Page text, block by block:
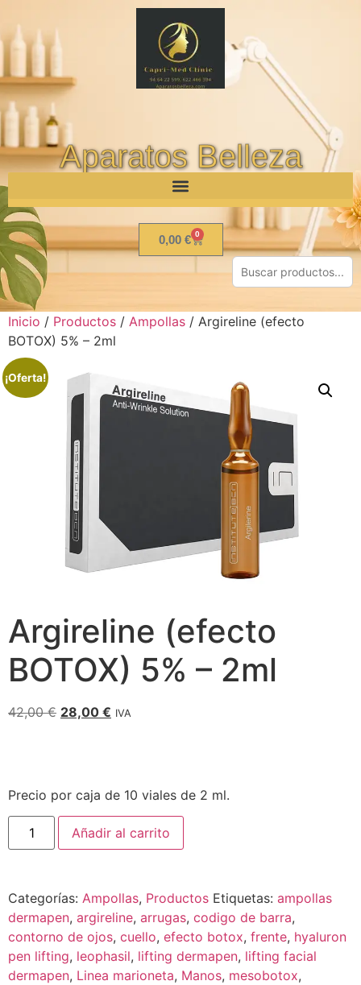
Aparatos Belleza
0,00 € 0
Inicio / Productos / Ampollas / Argireline (efecto
BOTOX) 5% – 2ml
¡Oferta!
Argireline (efecto
BOTOX) 5% – 2ml
42,00€ 28,00 € IVA
Precio por caja de 10 viales de 2 ml.
Añadir al carrito
Categorías: Ampollas, Productos Etiquetas: ampollas
dermapen, argireline, arrugas, codigo de barra,
contorno de ojos, cuello, efecto botox, frente, hyaluron
pen lifting, leophasil, lifting dermapen, lifting facial
dermapen, Linea marioneta, Manos, mesobotox,